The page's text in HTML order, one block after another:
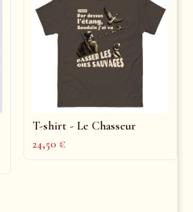
T-shirt - Le Chasseur
24,50 €